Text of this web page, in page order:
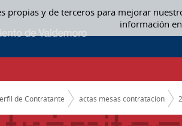
propias y de terceros para mejorar
información
de Contratante actas mesas contratacion